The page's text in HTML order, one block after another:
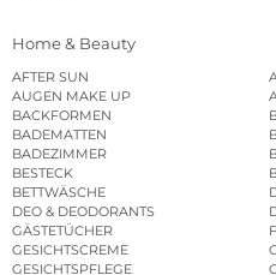
Home & Beauty
AFTER SUN
AUGEN MAKE UP
BACKFORMEN
BADEMATTEN
BADEZIMMER
BESTECK
BETTWÄSCHE
DEO & DEODORANTS
GÄSTETÜCHER
GESICHTSCREME
GESICHTSPFLEGE